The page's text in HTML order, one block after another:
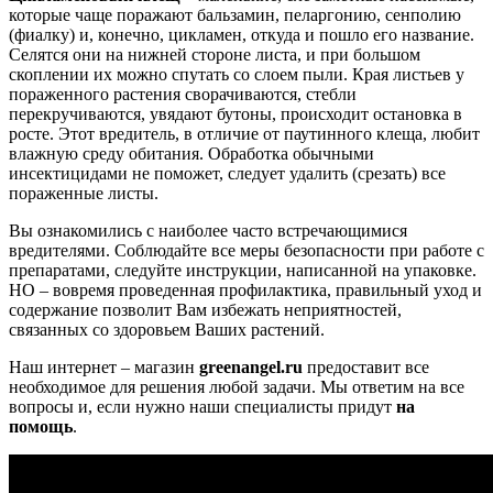
которые чаще поражают бальзамин, пеларгонию, сенполию
(фиалку) и, конечно, цикламен, откуда и пошло его название.
Селятся они на нижней стороне листа, и при большом
скоплении их можно спутать со слоем пыли. Края листьев у
пораженного растения сворачиваются, стебли
перекручиваются, увядают бутоны, происходит остановка в
росте. Этот вредитель, в отличие от паутинного клеща, любит
влажную среду обитания. Обработка обычными
инсектицидами не поможет, следует удалить (срезать) все
пораженные листы.
Вы ознакомились с наиболее часто встречающимися
вредителями. Соблюдайте все меры безопасности при работе с
препаратами, следуйте инструкции, написанной на упаковке.
НО – вовремя проведенная профилактика, правильный уход и
содержание позволит Вам избежать неприятностей,
связанных со здоровьем Ваших растений.
Наш интернет – магазин greenangel.ru предоставит все
необходимое для решения любой задачи. Мы ответим на все
вопросы и, если нужно наши специалисты придут на
помощь.